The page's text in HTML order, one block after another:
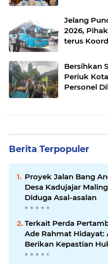
Jelang
2026,
terus
Bersihkan
Periuk
Personel
Berita Terpopuler
Proyek Jalan Bang
Desa Kadujajar
Diduga Asal-asalan
Terkait Perda
Ade Rahmat Hidayat:
Berikan Kepastian
Masyarakat dan